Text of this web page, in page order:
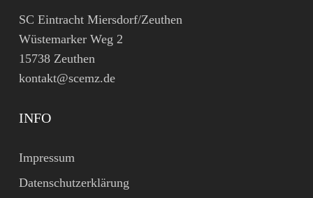
SC Eintracht Miersdorf/Zeuthen
Wüstemarker Weg 2
15738 Zeuthen
kontakt@scemz.de
INFO
Impressum
Datenschutzerklärung